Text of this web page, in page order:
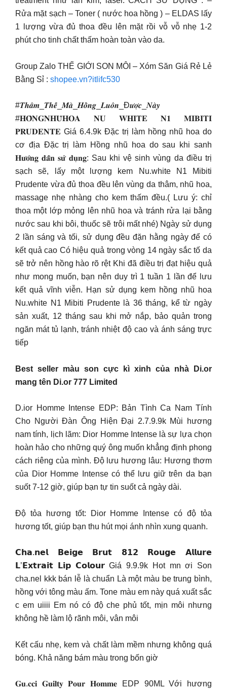
Rửa mặt sạch – Toner ( nước hoa hồng ) – ELDAS lấy
1 lượng vừa đủ thoa đều lên mặt rồi vỗ vỗ nhẹ 1-2
phút cho tinh chất thấm hoàn toàn vào da.
Group Zalo THẾ GIỚI SON MÔI – Xóm Săn Giá Rẻ Lẻ
Bằng Sỉ : shopee.vn?itlifc530
#𝑻𝒉𝒂̂𝒎_𝑻𝒉𝒆̂́_𝑴𝒂̀_𝑯𝒐̂̀𝒏𝒈_𝑳𝒖𝒐̂𝒏_Đ𝒖̛𝒐̛̣𝒄_𝑵𝒂̀𝒚
#𝐇𝐎̂̀𝐍𝐆𝐍𝐇𝐔̃𝐇𝐎𝐀 𝐍𝐔 𝐖𝐇𝐈𝐓𝐄 𝐍𝟏 𝐌𝐈𝐁𝐈𝐓𝐈
𝐏𝐑𝐔𝐃𝐄𝐍𝐓𝐄 Giá 6.4.9k Đặc trị làm hồng nhũ hoa do
cơ địa Đặc trị làm Hồng nhũ hoa do sau khi sanh
𝐇𝐮̛𝐨̛́𝐧𝐠 𝐝𝐚̂̃𝐧 𝐬𝐮̛̉ 𝐝𝐮̣𝐧𝐠: Sau khi vệ sinh vùng da điều trị
sạch sẽ, lấy một lượng kem Nu.white N1 Mibiti
Prudente vừa đủ thoa đều lên vùng da thâm, nhũ hoa,
massage nhẹ nhàng cho kem thấm đều.( Lưu ý: chỉ
thoa một lớp mỏng lên nhũ hoa và tránh rửa lại bằng
nước sau khi bôi, thuốc sẽ trôi mất nhé) Ngày sử dụng
2 lần sáng và tối, sử dụng đều đặn hằng ngày để có
kết quả cao Có hiệu quả trong vòng 14 ngày sắc tố da
sẽ trở nên hồng hào rõ rệt Khi đã điều trị đạt hiệu quả
như mong muốn, bạn nên duy trì 1 tuần 1 lần để lưu
kết quả vĩnh viễn. Hạn sử dụng kem hồng nhũ hoa
Nu.white N1 Mibiti Prudente là 36 tháng, kể từ ngày
sản xuất, 12 tháng sau khi mở nắp, bảo quản trong
ngăn mát tủ lạnh, tránh nhiệt độ cao và ánh sáng trực
tiếp
Best seller màu son cực kì xinh của nhà Di.or
mang tên Di.or 777 Limited
D.ior Homme Intense EDP: Bản Tình Ca Nam Tính
Cho Người Đàn Ông Hiện Đại 2.7.9.9k Mùi hương
nam tính, lịch lãm: Dior Homme Intense là sự lựa chọn
hoàn hảo cho những quý ông muốn khẳng định phong
cách riêng của mình. Độ lưu hương lâu: Hương thơm
của Dior Homme Intense có thể lưu giữ trên da bạn
suốt 7-12 giờ, giúp bạn tự tin suốt cả ngày dài.
Độ tỏa hương tốt: Dior Homme Intense có độ tỏa
hương tốt, giúp bạn thu hút mọi ánh nhìn xung quanh.
𝗖𝗵𝗮.𝗻𝗲𝗹 𝗕𝗲𝗶𝗴𝗲 𝗕𝗿𝘂𝘁 𝟴𝟭𝟮 𝗥𝗼𝘂𝗴𝗲 𝗔𝗹𝗹𝘂𝗿𝗲
𝗟’𝗘𝘅𝘁𝗿𝗮𝗶𝘁 𝗟𝗶𝗽 𝗖𝗼𝗹𝗼𝘂𝗿 Giá 9.9.9k Hot mn ơi Son
cha.nel kkk bán lễ là chuẩn Là một màu be trung bình,
hồng với tông màu ấm. Tone màu em này quá xuất sắc
c em uiiii Em nó có độ che phủ tốt, mịn môi nhưng
không hề làm lộ rãnh môi, vân môi
Kết cấu nhẹ, kem và chất làm mềm nhưng không quá
bóng. Khả năng bám màu trong bốn giờ
𝐆𝐮.𝐜𝐜𝐢 𝐆𝐮𝐢𝐥𝐭𝐲 𝐏𝐨𝐮𝐫 𝐇𝐨𝐦𝐦𝐞 EDP 90ML Với hương